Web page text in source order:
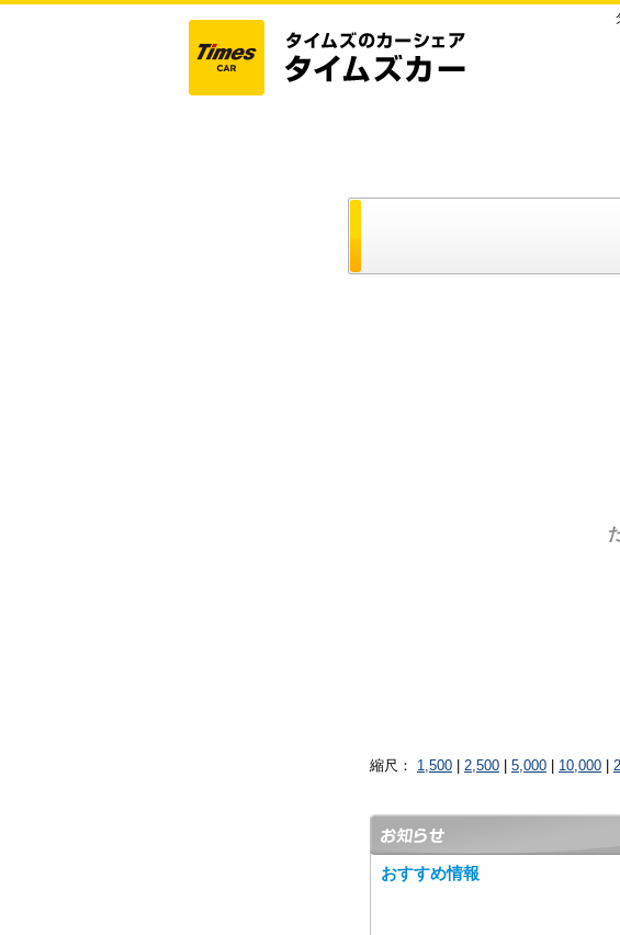
縮尺： 1,500 2,500 5,000 10,000
おすすめ情報